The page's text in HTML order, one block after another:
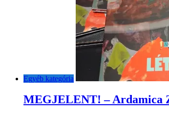
Egyéb kategória
MEGJELENT! – Ardamica